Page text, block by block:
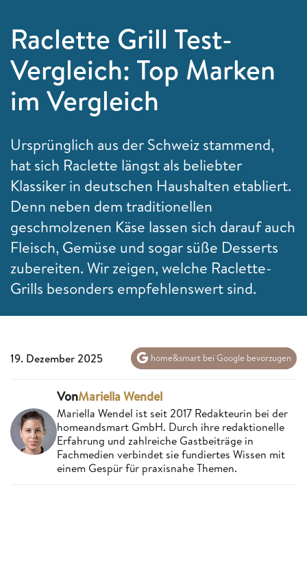
Raclette Grill Test-
Vergleich: Top Marken
im Vergleich
Ursprünglich aus der Schweiz stammend,
hat sich Raclette längst als beliebter
Klassiker in deutschen Haushalten etabliert.
Denn neben dem traditionellen
geschmolzenen Käse lassen sich darauf auch
Fleisch, Gemüse und sogar süße Desserts
zubereiten. Wir zeigen, welche Raclette-
Grills besonders empfehlenswert sind.
19. Dezember 2025 home&smart bei Google bevorzugen
VonMariella Wendel
Mariella Wendel ist seit 2017 Redakteurin bei der
homeandsmart GmbH. Durch ihre redaktionelle
Erfahrung und zahlreiche Gastbeiträge in
Fachmedien verbindet sie fundiertes Wissen mit
einem Gespür für praxisnahe Themen.